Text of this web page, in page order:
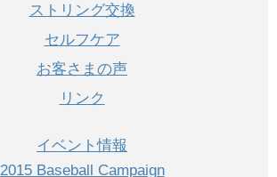
ストリング交換
セルフケア
お客さまの声
リンク
イベント情報
2015 Baseball Campaign